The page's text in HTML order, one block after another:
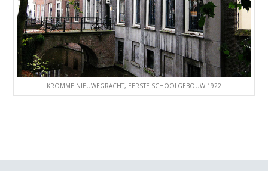
KROMME NIEUWEGRACHT, EERSTE SCHOOLGEBOUW 1922